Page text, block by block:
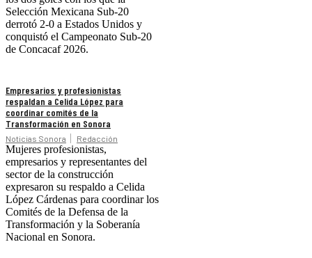
Selección Mexicana Sub-20
derrotó 2-0 a Estados Unidos y
conquistó el Campeonato Sub-20
de Concacaf 2026.
Empresarios y profesionistas
respaldan a Celida López para
coordinar comités de la
Transformación en Sonora
Noticias Sonora Redacción
Mujeres profesionistas,
empresarios y representantes del
sector de la construcción
expresaron su respaldo a Celida
López Cárdenas para coordinar los
Comités de la Defensa de la
Transformación y la Soberanía
Nacional en Sonora.